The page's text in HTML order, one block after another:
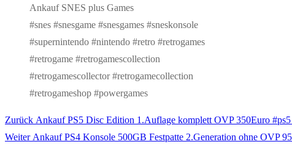
Ankauf SNES plus Games
#snes #snesgame #snesgames #sneskonsole
#supernintendo #nintendo #retro #retrogames
#retrogame #retrogamescollection
#retrogamescollector #retrogamecollection
#retrogameshop #powergames
Beitragsnavigation
Zurück Vorheriger
Beitrag:
Ankauf PS5 Disc Edition 1.Auflage komplett OVP 350Euro
Weiter Nächster
Ankauf PS4 Konsole 500GB Festpatte 2.Generation ohne OVP